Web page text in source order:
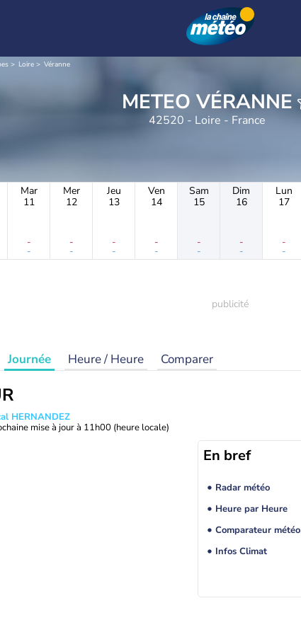
Loire Véranne
METEO VÉRANNE
42520 - Loire - France
Mar
11
-
-
Mer
12
-
-
Jeu
13
-
-
Ven
14
-
-
Sam
15
-
-
Dim
16
-
-
Lun
17
-
-
Journée Heure / Heure Comparer
HERNANDEZ
mise à jour à 11h00 (heure locale)
En bref
Radar météo
Heure par Heure
Comparateur météo
Infos Climat